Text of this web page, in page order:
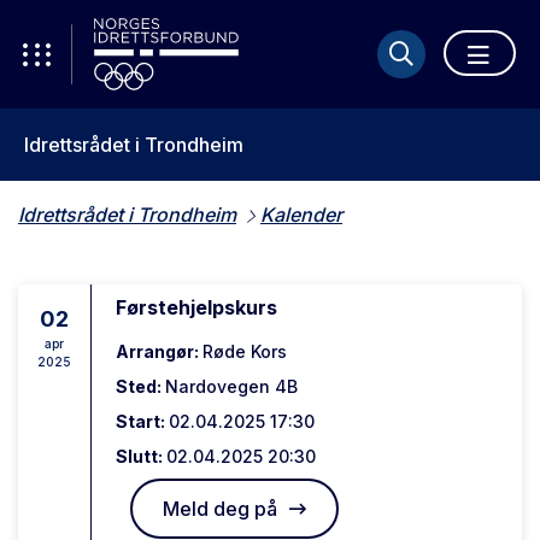
Idrettsrådet i Trondheim
Idrettsrådet i Trondheim Kalender
02
apr
2025
Førstehjelpskurs
Arrangør: Røde Kors
Sted: Nardovegen 4B
Start: 02.04.2025 17:30
Slutt: 02.04.2025 20:30
Meld deg på